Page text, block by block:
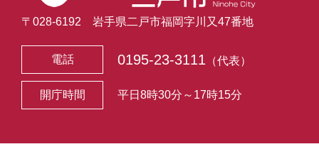
〒028-6192 岩手県二戸市福岡字川又47番地
電話 0195-23-3111 （代表）
開庁時間 平日8時30分～17時15分